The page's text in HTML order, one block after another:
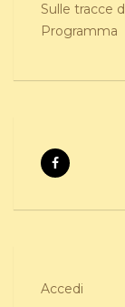
Sulle tracce
Programma
Accedi